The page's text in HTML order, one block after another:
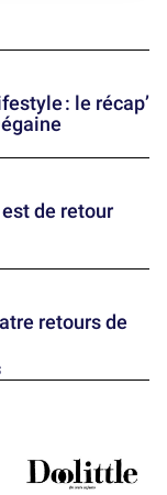
: le récap’
de retour
retours de